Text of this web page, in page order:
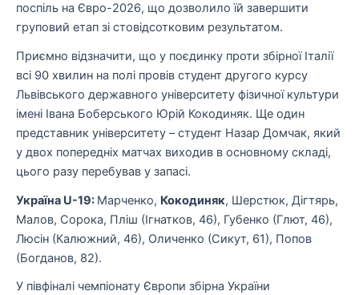
поспіль на Євро-2026, що дозволило їй завершити
груповий етап зі стовідсотковим результатом.
Приємно відзначити, що у поєдинку проти збірної Італії
всі 90 хвилин на полі провів студент другого курсу
Львівського державного університету фізичної культури
імені Івана Боберського Юрій Кокодиняк. Ще один
представник університету – студент Назар Домчак, який
у двох попередніх матчах виходив в основному складі,
цього разу перебував у запасі.
Україна U-19: Марченко, Кокодиняк, Шерстюк, Дігтярь,
Малов, Сорока, Пліш (Ігнатков, 46), Губенко (Глют, 46),
Люсін (Калюжний, 46), Оличенко (Сикут, 61), Попов
(Богданов, 82).
У півфіналі чемпіонату Європи збірна України